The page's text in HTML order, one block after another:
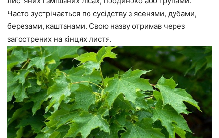
Часто зустрічається по сусідству з ясенями, дубами,
березами, каштанами. Свою назву отримав через
загострених на кінцях листя.